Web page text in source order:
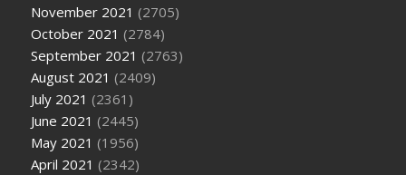
November 2021 (2705)
October 2021 (2784)
September 2021 (2763)
August 2021 (2409)
July 2021 (2361)
June 2021 (2445)
May 2021 (1956)
April 2021 (2342)